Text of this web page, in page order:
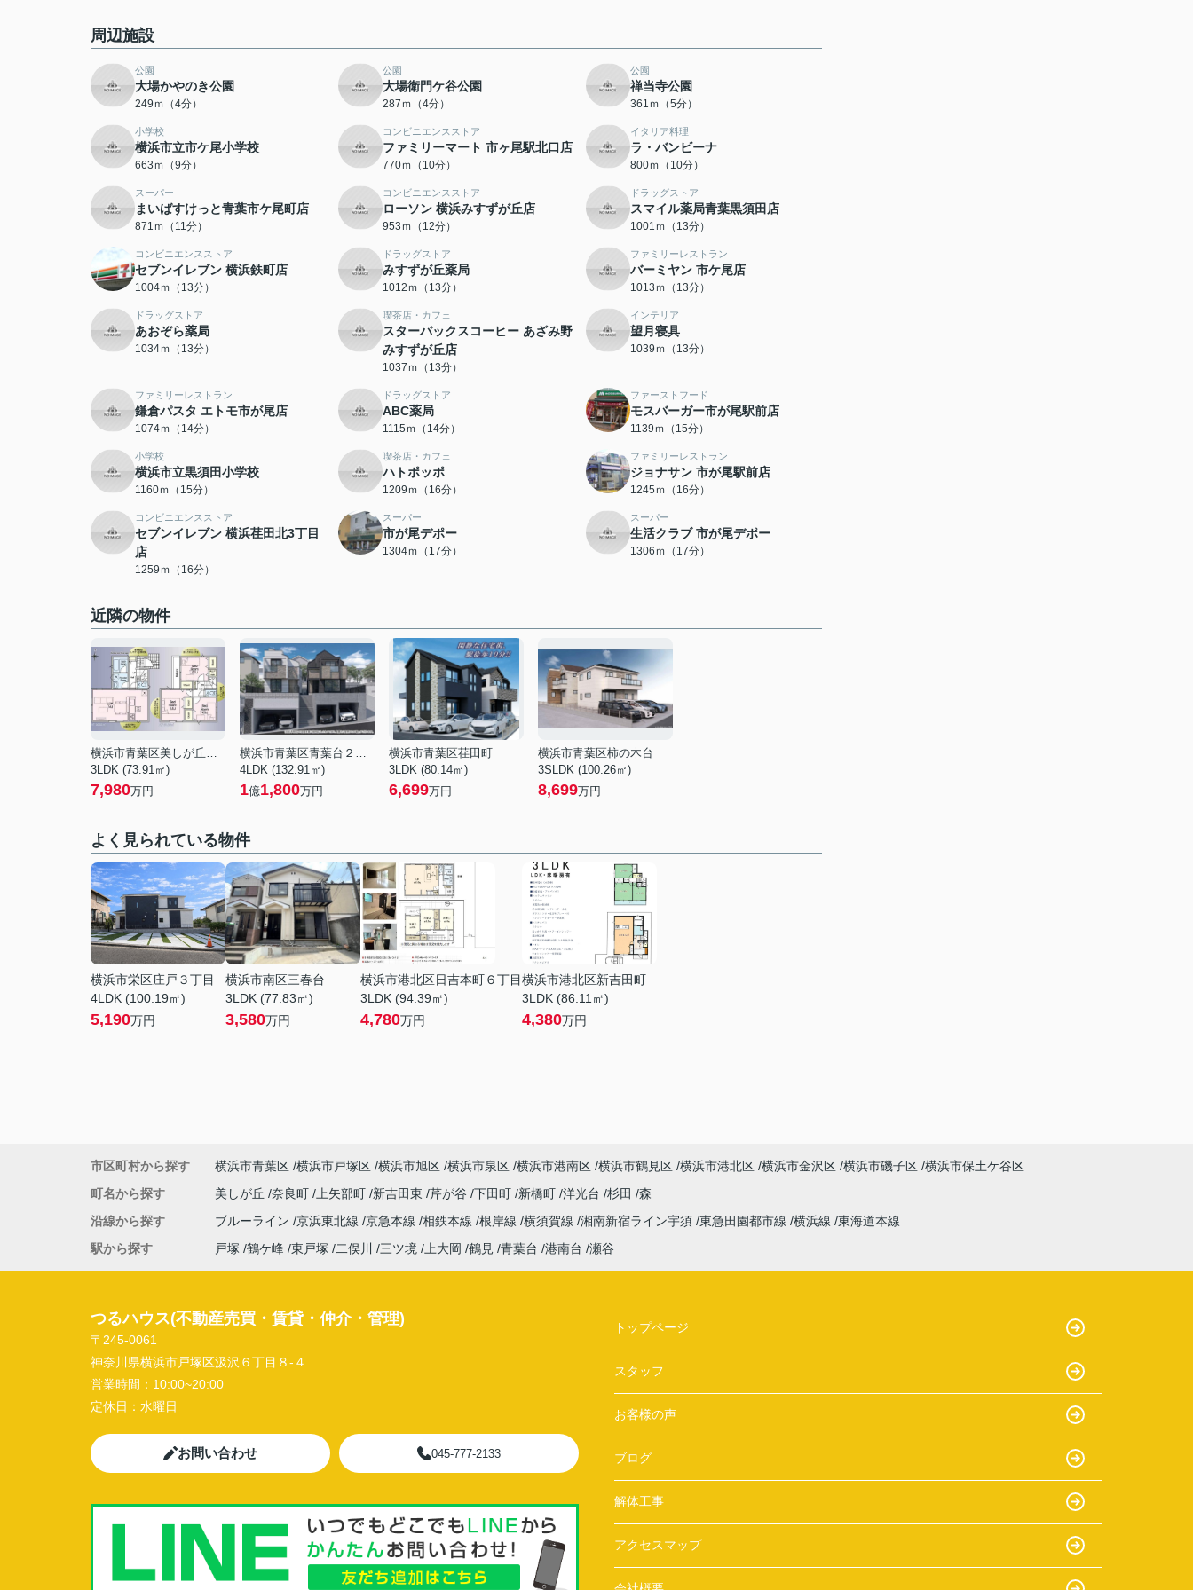
周辺施設
公園
大場かやのき公園
249ｍ（4分）
公園
大場衛門ケ谷公園
287ｍ（4分）
公園
禅当寺公園
361ｍ（5分）
小学校
横浜市立市ケ尾小学校
663ｍ（9分）
コンビニエンスストア
ファミリーマート 市ヶ尾駅北口店
770ｍ（10分）
イタリア料理
ラ・バンビーナ
800ｍ（10分）
スーパー
まいばすけっと青葉市ケ尾町店
871ｍ（11分）
コンビニエンスストア
ローソン 横浜みすずが丘店
953ｍ（12分）
ドラッグストア
スマイル薬局青葉黒須田店
1001ｍ（13分）
コンビニエンスストア
セブンイレブン 横浜鉄町店
1004ｍ（13分）
ドラッグストア
みすずが丘薬局
1012ｍ（13分）
ファミリーレストラン
バーミヤン 市ケ尾店
1013ｍ（13分）
ドラッグストア
あおぞら薬局
1034ｍ（13分）
喫茶店・カフェ
スターバックスコーヒー あざみ野
みすずが丘店
1037ｍ（13分）
インテリア
望月寝具
1039ｍ（13分）
ファミリーレストラン
鎌倉パスタ エトモ市が尾店
1074ｍ（14分）
ドラッグストア
ABC薬局
1115ｍ（14分）
ファーストフード
モスバーガー市が尾駅前店
1139ｍ（15分）
小学校
横浜市立黒須田小学校
1160ｍ（15分）
喫茶店・カフェ
ハトポッポ
1209ｍ（16分）
ファミリーレストラン
ジョナサン 市が尾駅前店
1245ｍ（16分）
コンビニエンスストア
セブンイレブン 横浜荏田北3丁目
店
1259ｍ（16分）
スーパー
市が尾デポー
1304ｍ（17分）
スーパー
生活クラブ 市が尾デポー
1306ｍ（17分）
近隣の物件
横浜市青葉区美しが丘５丁目
3LDK (73.91㎡)
7,980万円
横浜市青葉区青葉台２丁目
4LDK (132.91㎡)
1億1,800万円
横浜市青葉区荏田町
3LDK (80.14㎡)
6,699万円
横浜市青葉区柿の木台
3SLDK (100.26㎡)
8,699万円
よく見られている物件
横浜市栄区庄戸３丁目
4LDK (100.19㎡)
5,190万円
横浜市南区三春台
3LDK (77.83㎡)
3,580万円
横浜市港北区日吉本町６丁目
3LDK (94.39㎡)
4,780万円
横浜市港北区新吉田町
3LDK (86.11㎡)
4,380万円
市区町村から探す 横浜市青葉区 横浜市戸塚区 横浜市旭区 横浜市泉区 横浜市港南区 横浜市鶴見区 横浜市港北区 横浜市金沢区 横浜市磯子区 横浜市保土ケ谷区
町名から探す
美しが丘 奈良町 上矢部町 新吉田東 芹が谷 下田町 新橋町 洋光台 杉田
森
沿線から探す
ブルーライン 京浜東北線 京急本線 相鉄本線 根岸線 横須賀線 湘南新宿ライン宇須 東急田園都市線 横浜線 東海道本線
駅から探す
戸塚 鶴ケ峰 東戸塚 二俣川 三ツ境 上大岡 鶴見 青葉台 港南台 瀬谷
つるハウス(不動産売買・賃貸・仲介・管理)
〒245-0061
神奈川県横浜市戸塚区汲沢６丁目８-４
営業時間： 10:00~20:00
定休日： 水曜日
お問い合わせ 045-777-2133
トップページ
スタッフ
お客様の声
ブログ
解体工事
アクセスマップ